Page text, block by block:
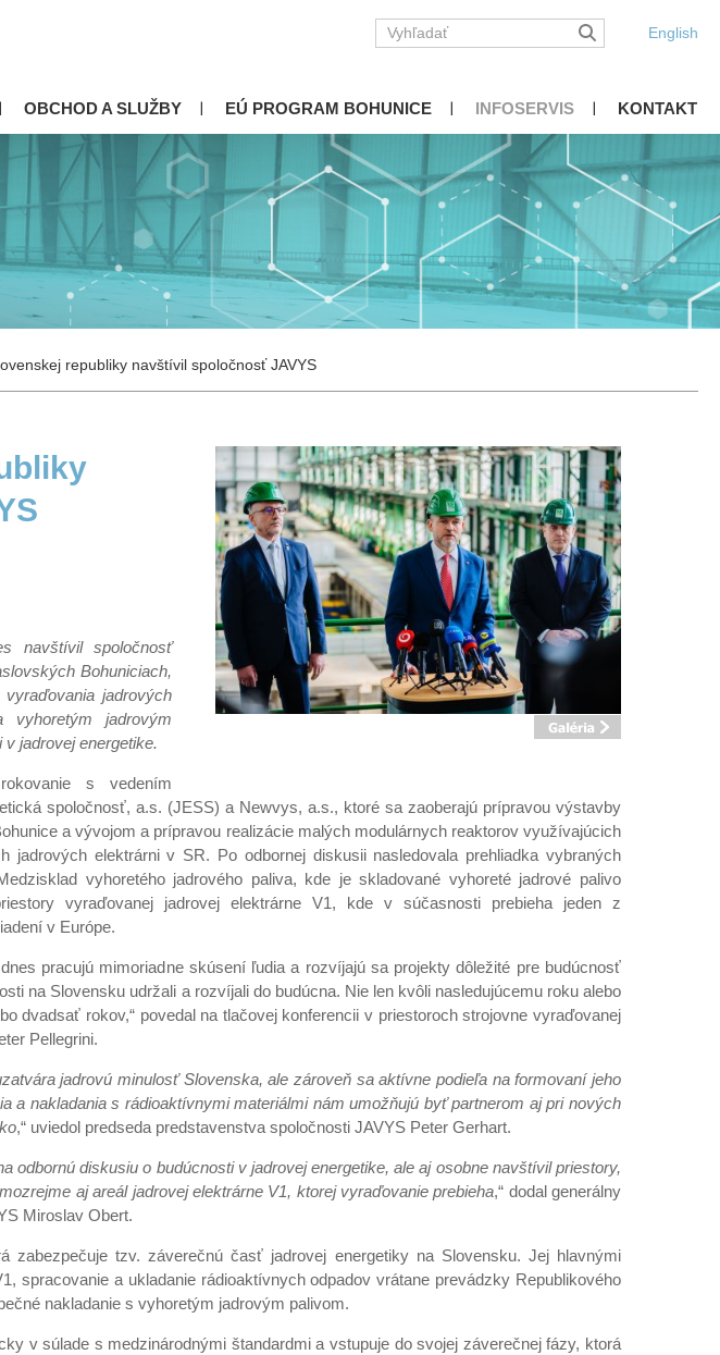
English
OBCHOD A SLUŽBY EÚ PROGRAM BOHUNICE INFOSERVIS KONTAKT
republiky navštívil spoločnosť JAVYS
navštívil spoločnosť
Bohuniciach,
jadrových
vyhoretým jadrovým
jadrovej energetike.
s vedením
spoločnosť, a.s. (JESS) a Newvys, a.s., ktoré sa zaoberajú prípravou výstavby
a vývojom a prípravou realizácie malých modulárnych reaktorov využívajúcich
jadrových elektrárni v SR. Po odbornej diskusii nasledovala prehliadka vybraných
vyhoretého jadrového paliva, kde je skladované vyhoreté jadrové palivo
vyraďovanej jadrovej elektrárne V1, kde v súčasnosti prebieha jeden z
v Európe.
pracujú mimoriadne skúsení ľudia a rozvíjajú sa projekty dôležité pre budúcnosť
na Slovensku udržali a rozvíjali do budúcna. Nie len kvôli nasledujúcemu roku alebo
dvadsať rokov,“ povedal na tlačovej konferencii v priestoroch strojovne vyraďovanej
Pellegrini.
jadrovú minulosť Slovenska, ale zároveň sa aktívne podieľa na formovaní jeho
a nakladania s rádioaktívnymi materiálmi nám umožňujú byť partnerom aj pri nových
,“ uviedol predseda predstavenstva spoločnosti JAVYS Peter Gerhart.
odbornú diskusiu o budúcnosti v jadrovej energetike, ale aj osobne navštívil priestory,
aj areál jadrovej elektrárne V1, ktorej vyraďovanie prebieha,“ dodal generálny
Miroslav Obert.
zabezpečuje tzv. záverečnú časť jadrovej energetiky na Slovensku. Jej hlavnými
spracovanie a ukladanie rádioaktívnych odpadov vrátane prevádzky Republikového
nakladanie s vyhoretým jadrovým palivom.
v súlade s medzinárodnými štandardmi a vstupuje do svojej záverečnej fázy, ktorá